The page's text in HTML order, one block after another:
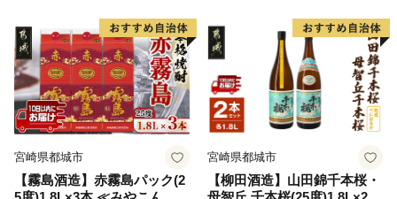
宮崎県都城市
【霧島酒造】赤霧島パック(2
宮崎県都城市
【柳田酒造】山田錦千本桜・